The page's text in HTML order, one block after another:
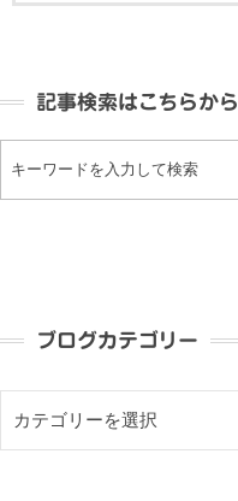
記事検索はこちらから
ブログカテゴリー